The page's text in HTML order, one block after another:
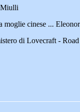
Miulli
cinese ...
di Lovecraft -